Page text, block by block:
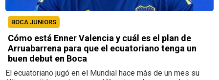
BOCA JUNIORS
Cómo está Enner Valencia y cuál es el plan de
Arruabarrena para que el ecuatoriano tenga un
buen debut en Boca
El ecuatoriano jugó en el Mundial hace más de un mes su